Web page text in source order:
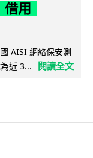
用
AISI 網絡保安測
近 3...
閱讀全文